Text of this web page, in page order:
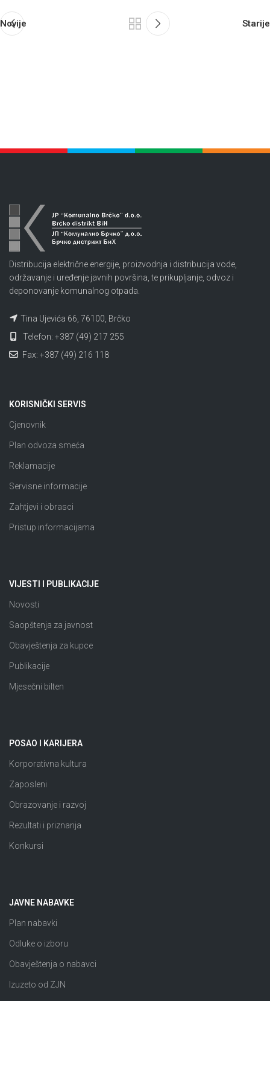
Novije Starije
Distribucija električne energije, proizvodnja i distribucija vode,
održavanje i uređenje javnih površina, te prikupljanje, odvoz i
deponovanje komunalnog otpada.
Tina Ujevića 66, 76100, Brčko
Telefon: +387 (49) 217 255
Fax: +387 (49) 216 118
KORISNIČKI SERVIS
Cjenovnik
Plan odvoza smeća
Reklamacije
Servisne informacije
Zahtjevi i obrasci
Pristup informacijama
VIJESTI I PUBLIKACIJE
Novosti
Saopštenja za javnost
Obavještenja za kupce
Publikacije
Mjesečni bilten
POSAO I KARIJERA
Korporativna kultura
Zaposleni
Obrazovanje i razvoj
Rezultati i priznanja
Konkursi
JAVNE NABAVKE
Plan nabavki
Odluke o izboru
Obavještenja o nabavci
Izuzeto od ZJN